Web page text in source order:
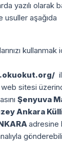
yazılı olarak
aşağıda
sitesi
Şenyuva
Ankara
adresine